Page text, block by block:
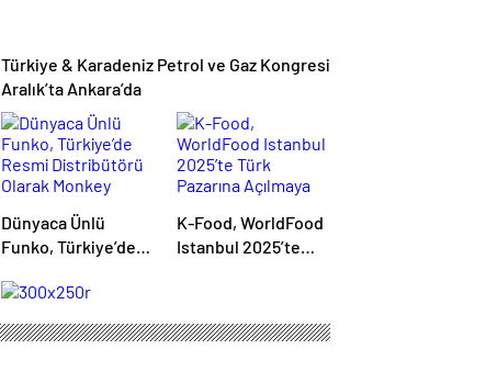
Türkiye & Karadeniz Petrol ve Gaz Kongresi
Aralık’ta Ankara’da
Dünyaca Ünlü
Funko, Türkiye’de
Olarak Monkey
Distribution’ı Seçti
K-Food, WorldFood
Istanbul 2025’te
Hazırlanıyor